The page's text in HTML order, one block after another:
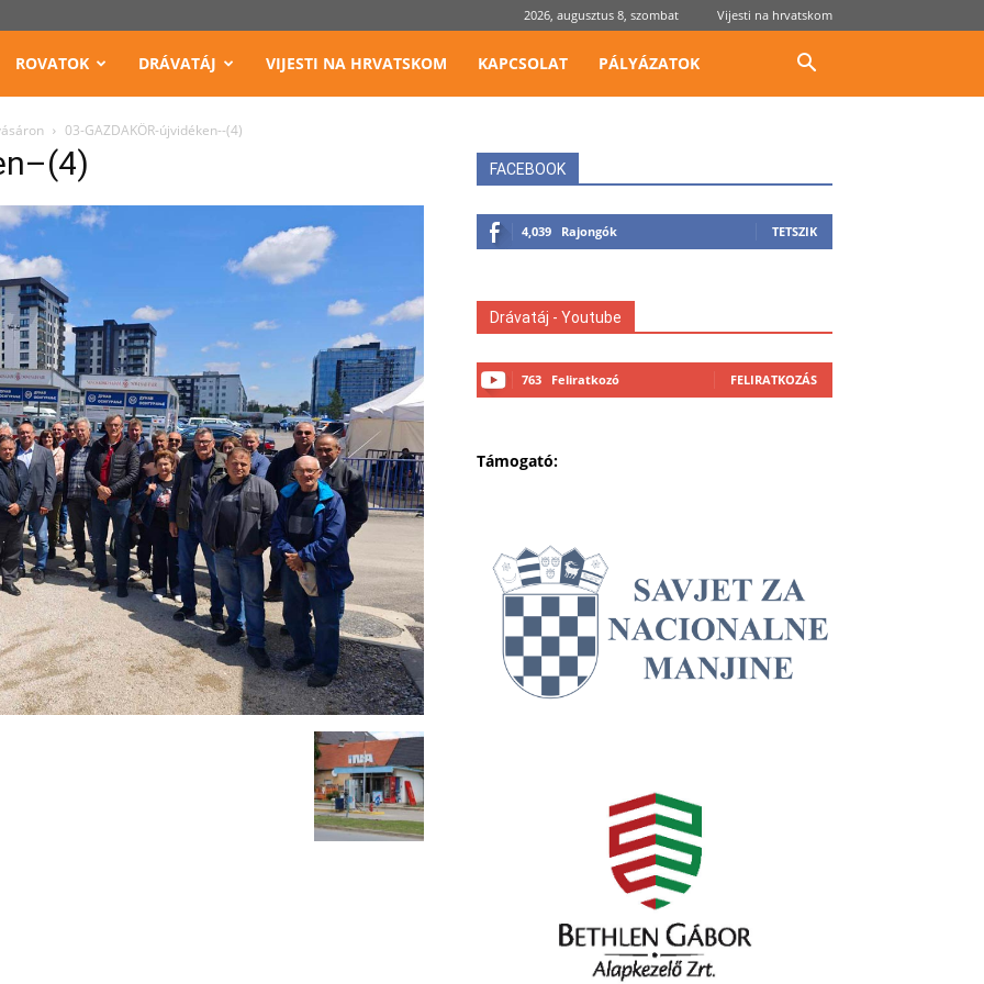
2026, augusztus 8, szombat Vijesti na hrvatskom
ROVATOK DRÁVATÁJ VIJESTI NA HRVATSKOM KAPCSOLAT PÁLYÁZATOK
03-GAZDAKÖR-újvidéken--(4)
FACEBOOK
4,039 Rajongók TETSZIK
Drávatáj - Youtube
763 Feliratkozó FELIRATKOZÁS
Támogató: